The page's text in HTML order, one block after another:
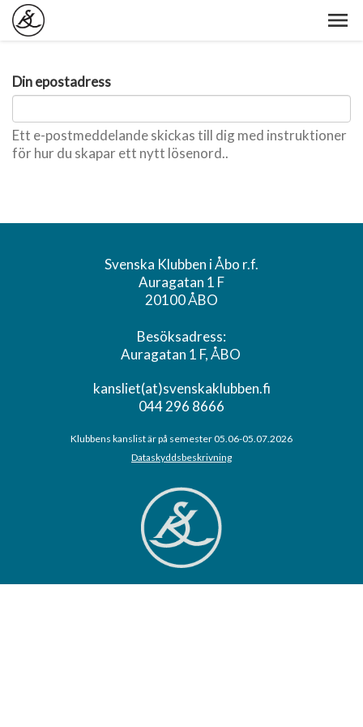
Din epostadress
Ett e-postmeddelande skickas till dig med instruktioner
för hur du skapar ett nytt lösenord..
Svenska Klubben i Åbo r.f.
Auragatan 1 F
20100 ÅBO
Besöksadress:
Auragatan 1 F, ÅBO
kansliet(at)svenskaklubben.fi
044 296 8666
Klubbens kanslist är på semester 05.06-05.07.2026
Dataskyddsbeskrivning